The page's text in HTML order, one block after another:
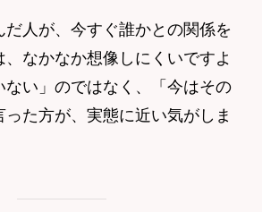
だ人が、今すぐ誰かとの関係を
なかなか想像しにくいですよ
ない」のではなく、「今はその
た方が、実態に近い気がしま